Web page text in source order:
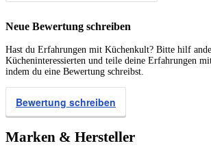
Neue Bewertung schreiben
Hast du Erfahrungen mit Küchenkult? Bitte hilf
Kücheninteressierten und teile deine Erfahrungen
indem du eine Bewertung schreibst.
Bewertung schreiben
Marken & Hersteller